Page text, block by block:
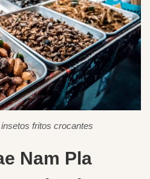
fritos crocantes
Nam Pla